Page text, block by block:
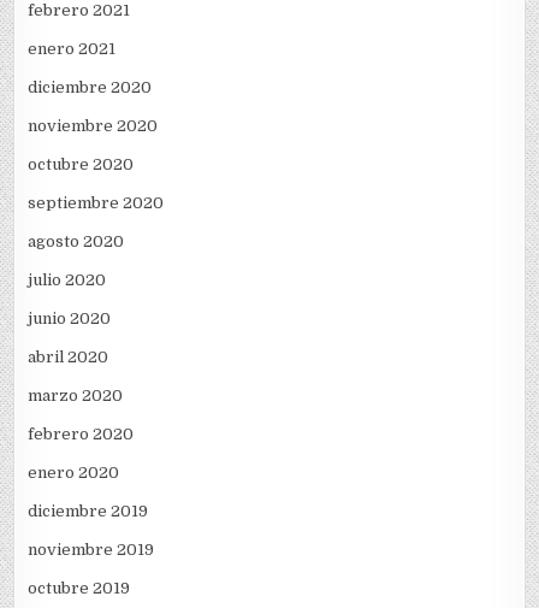
febrero 2021
enero 2021
diciembre 2020
noviembre 2020
octubre 2020
septiembre 2020
agosto 2020
julio 2020
junio 2020
abril 2020
marzo 2020
febrero 2020
enero 2020
diciembre 2019
noviembre 2019
octubre 2019